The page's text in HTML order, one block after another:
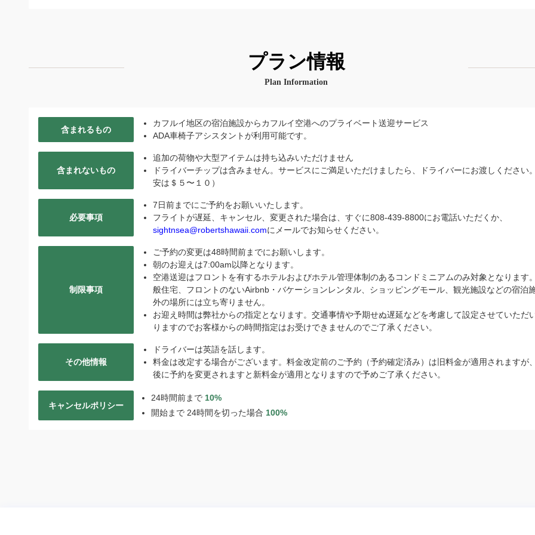
プラン情報
Plan Information
含まれるもの
カフルイ地区の宿泊施設からカフルイ空港へのプライベート送迎サービス
ADA車椅子アシスタントが利用可能です。
含まれないもの
追加の荷物や大型アイテムは持ち込みいただけません
ドライバーチップは含みません。サービスにご満足いただけましたら、ドライバーにお渡しください
安は＄５〜１０）
必要事項
7日前までにご予約をお願いいたします。
フライトが遅延、キャンセル、変更された場合は、すぐに808-439-8800にお電話いただくか、
sightnsea@robertshawaii.comにメールでお知らせください。
制限事項
ご予約の変更は48時間前までにお願いします。
朝のお迎えは7:00am以降となります。
空港送迎はフロントを有するホテルおよびホテル管理体制のあるコンドミニアムのみ対象となります
般住宅、フロントのないAirbnb・バケーションレンタル、ショッピングモール、観光施設などの宿泊
外の場所には立ち寄りません。
お迎え時間は弊社からの指定となります。交通事情や予期せぬ遅延などを考慮して設定させていただ
りますのでお客様からの時間指定はお受けできませんのでご了承ください。
その他情報
ドライバーは英語を話します。
料金は改定する場合がございます。料金改定前のご予約（予約確定済み）は旧料金が適用されますが
後に予約を変更されますと新料金が適用となりますので予めご了承ください。
キャンセルポリシー
24時間前まで 10%
開始まで 24時間を切った場合 100%